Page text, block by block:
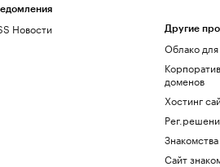
Новости Другие
Облако
доменов
Хостинг
Знакомства
Сайт